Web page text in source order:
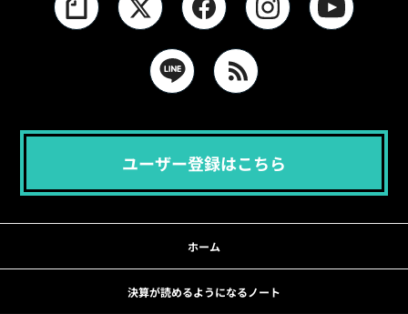
ユーザー登録はこちら
ホーム
決算が読めるようになるノート